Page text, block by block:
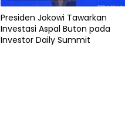
Presiden Jokowi Tawarkan
Investasi Aspal Buton pada
Investor Daily Summit